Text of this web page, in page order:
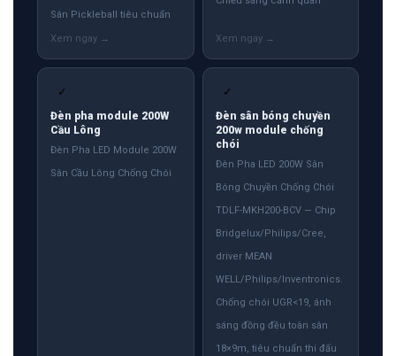
Sân Pickleball tiêu chuẩn
✓
Đèn pha module 200W
Cầu Lông
Đèn Pha LED Module 200W
Sân Cầu Lông Chống Chói
✓
Đèn sân bóng chuyền
200w module chống
chói
Đèn Pha LED 200W Sân
Bóng Chuyền Chống Chói
TDLF-MKH200-BCV — Chip
Bridgelux/Philips/Cree,
driver MEAN
WELL/Philips/Inventronics.
Chống chói UGR<19, ánh
sáng đồng đều toàn sân
18×9m, tiêu chuẩn thi đấu